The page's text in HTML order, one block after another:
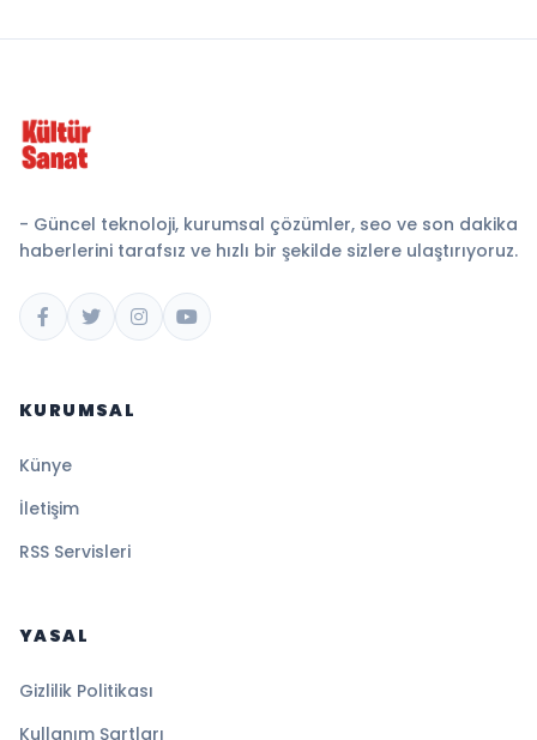
- Güncel teknoloji, kurumsal çözümler, seo ve son dakika
haberlerini tarafsız ve hızlı bir şekilde sizlere ulaştırıyoruz.
KURUMSAL
Künye
İletişim
RSS Servisleri
YASAL
Gizlilik Politikası
Kullanım Şartları